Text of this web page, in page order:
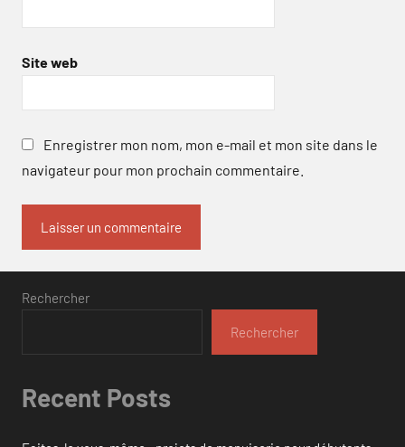
Site web
Enregistrer mon nom, mon e-mail et mon site dans le
navigateur pour mon prochain commentaire.
Rechercher
Rechercher
Recent Posts